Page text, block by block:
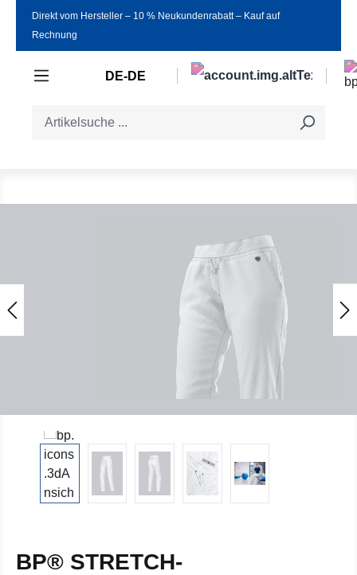
Zum Hauptinhalt springen
Direkt vom Hersteller ‒ 10 % Neukundenrabatt ‒ Kauf auf
Rechnung
DE-DE
BP® STRETCH-